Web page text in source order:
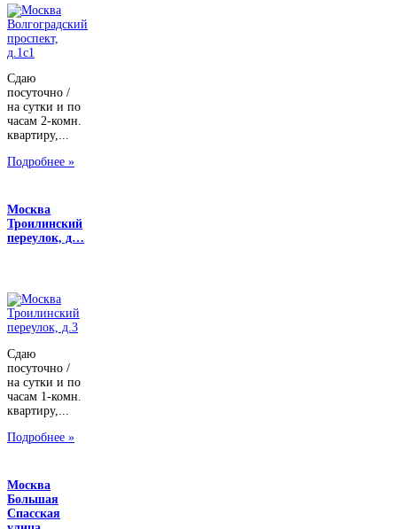
Сдаю
посуточно /
на сутки и по
часам 2-комн.
квартиру,...
Подробнее »
Москва
Троилинский
переулок, д…
Сдаю
посуточно /
на сутки и по
часам 1-комн.
квартиру,...
Подробнее »
Москва
Большая
Спасская